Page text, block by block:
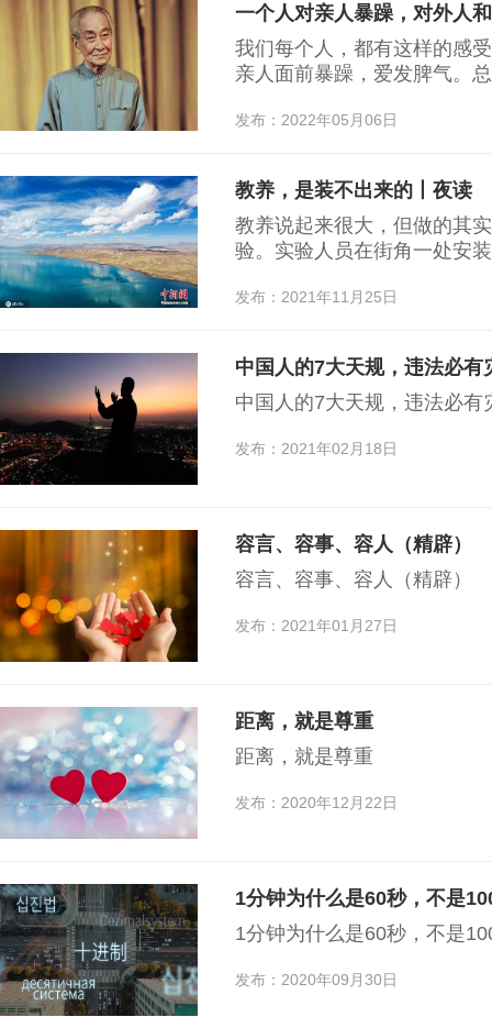
一个人对亲人暴躁，对外人
我们每个人，都有这样的感
亲人面前暴躁，爱发脾气。
发布：2022年05月06日
教养，是装不出来的丨夜读
教养说起来很大，但做的其
验。实验人员在街角一处安
发布：2021年11月25日
中国人的7大天规，违法必有
中国人的7大天规，违法必有
发布：2021年02月18日
容言、容事、容人（精辟）
容言、容事、容人（精辟）
发布：2021年01月27日
距离，就是尊重
距离，就是尊重
发布：2020年12月22日
1分钟为什么是60秒，不是
1分钟为什么是60秒，不是
发布：2020年09月30日